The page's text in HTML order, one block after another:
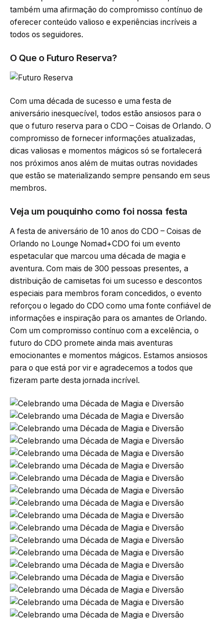
também uma afirmação do compromisso contínuo de
oferecer conteúdo valioso e experiências incríveis a
todos os seguidores.
O Que o Futuro Reserva?
Com uma década de sucesso e uma festa de
aniversário inesquecível, todos estão ansiosos para o
que o futuro reserva para o CDO – Coisas de Orlando. O
compromisso de fornecer informações atualizadas,
dicas valiosas e momentos mágicos só se fortalecerá
nos próximos anos além de muitas outras novidades
que estão se materializando sempre pensando em seus
membros.
Veja um pouquinho como foi nossa festa
A festa de aniversário de 10 anos do CDO – Coisas de
Orlando no Lounge Nomad+CDO foi um evento
espetacular que marcou uma década de magia e
aventura. Com mais de 300 pessoas presentes, a
distribuição de camisetas foi um sucesso e descontos
especiais para membros foram concedidos, o evento
reforçou o legado do CDO como uma fonte confiável de
informações e inspiração para os amantes de Orlando.
Com um compromisso contínuo com a excelência, o
futuro do CDO promete ainda mais aventuras
emocionantes e momentos mágicos. Estamos ansiosos
para o que está por vir e agradecemos a todos que
fizeram parte desta jornada incrível.